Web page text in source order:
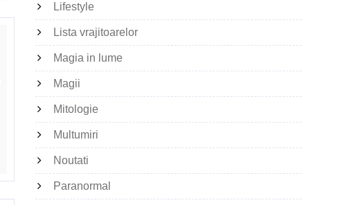
Lifestyle
Lista vrajitoarelor
Magia in lume
Magii
Mitologie
Multumiri
Noutati
Paranormal